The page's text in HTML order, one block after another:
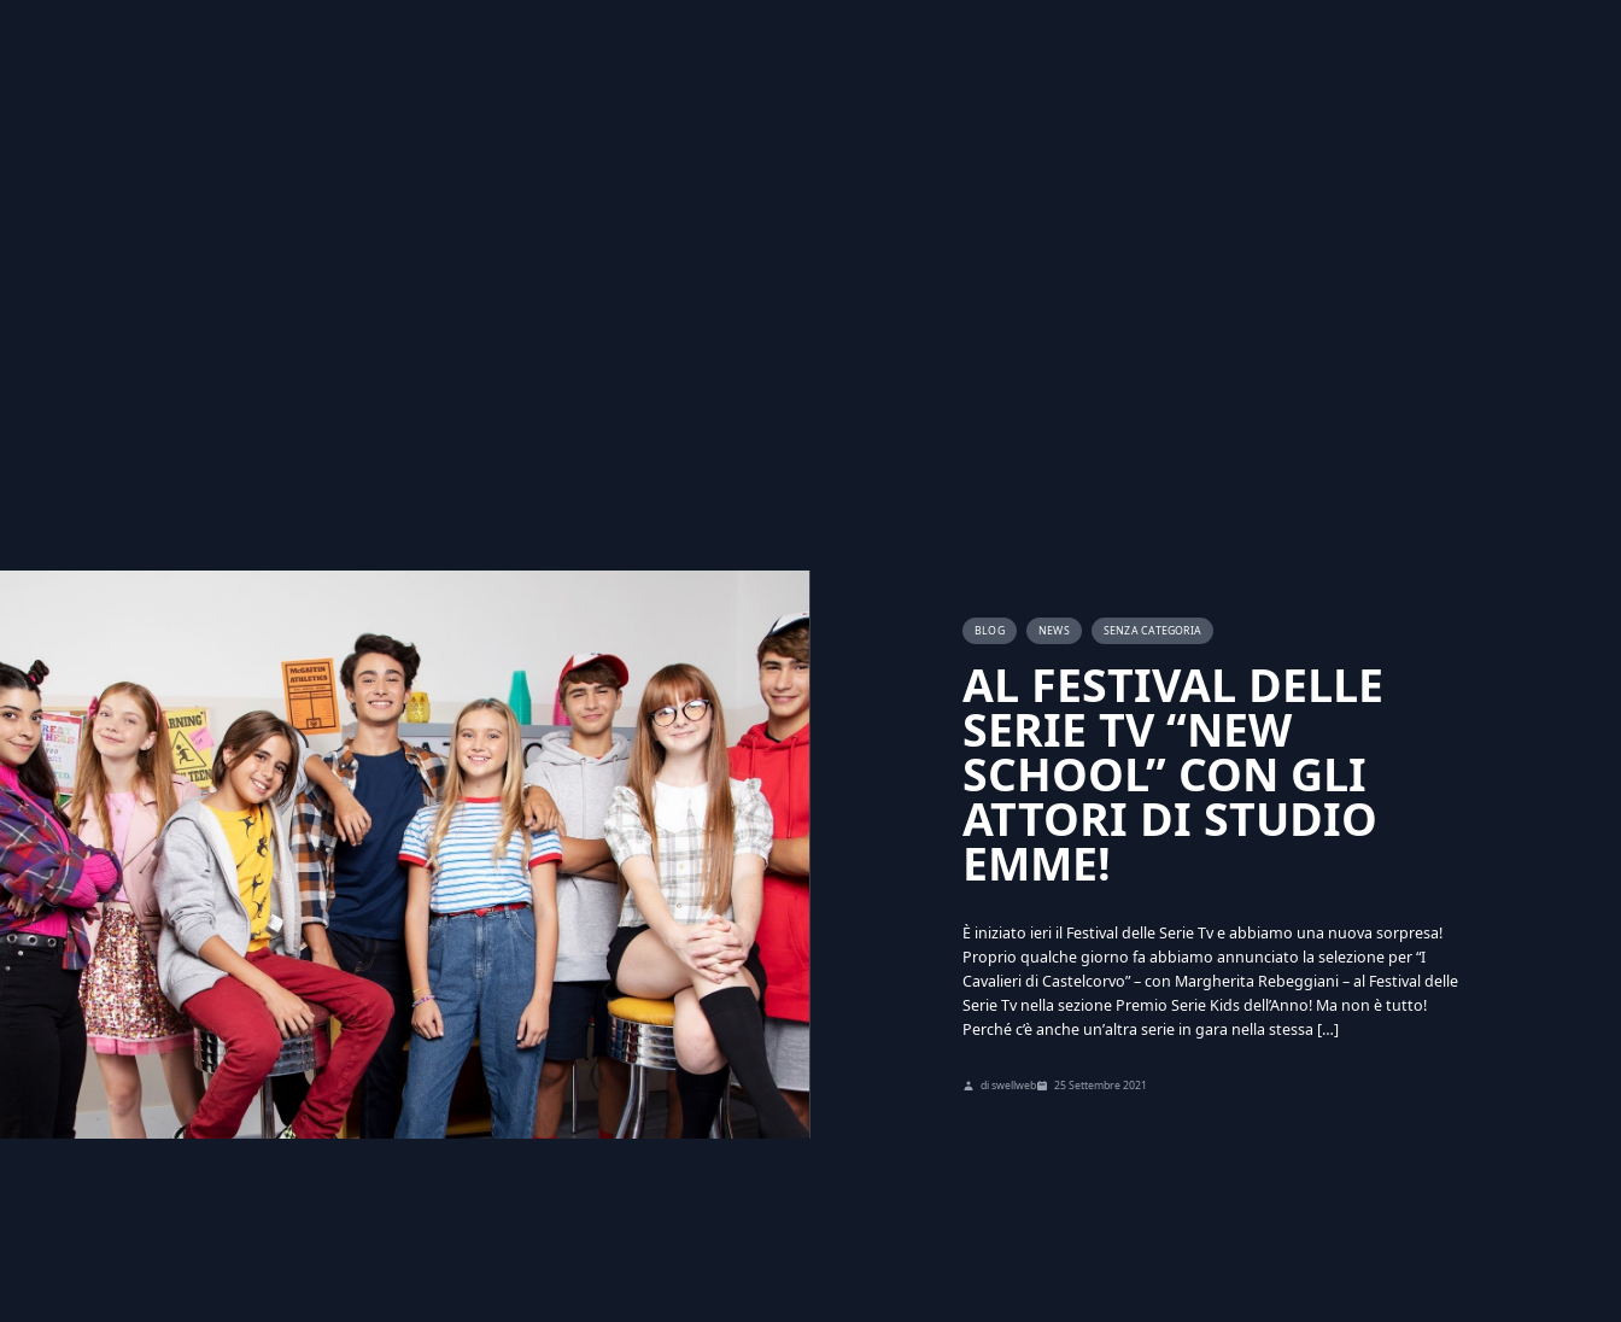
BLOG NEWS SENZA CATEGORIA
AL FESTIVAL DELLE
SERIE TV “NEW
SCHOOL” CON GLI
ATTORI DI STUDIO
EMME!
È iniziato ieri il Festival delle Serie Tv e abbiamo una nuova sorpresa!
Proprio qualche giorno fa abbiamo annunciato la selezione per “I
Cavalieri di Castelcorvo” – con Margherita Rebeggiani – al Festival delle
Serie Tv nella sezione Premio Serie Kids dell’Anno! Ma non è tutto!
Perché c’è anche un’altra serie in gara nella stessa […]
di swellweb 25 Settembre 2021